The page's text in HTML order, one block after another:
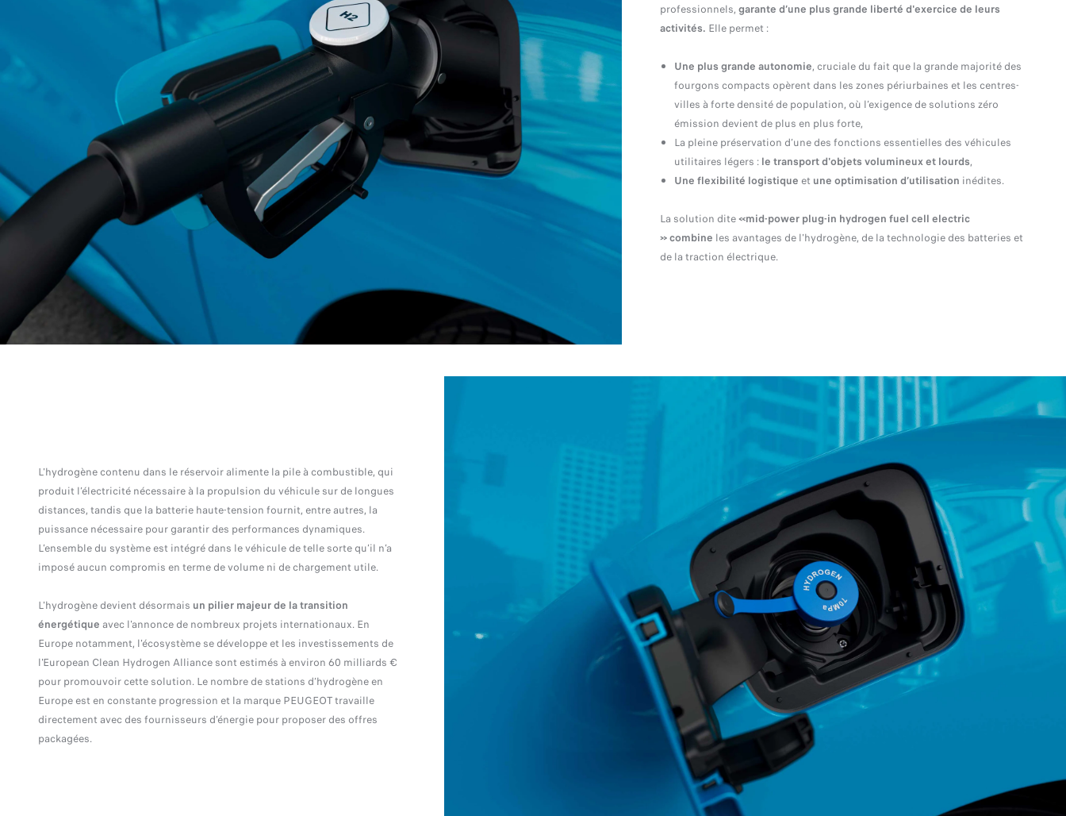
professionnels, garante d’une plus grande liberté d'exercice de leurs
activités. Elle permet :
Une plus grande autonomie, cruciale du fait que la grande majorité des
fourgons compacts opèrent dans les zones périurbaines et les centres-
villes à forte densité de population, où l’exigence de solutions zéro
émission devient de plus en plus forte,
La pleine préservation d’une des fonctions essentielles des véhicules
utilitaires légers : le transport d'objets volumineux et lourds,
Une flexibilité logistique et une optimisation d’utilisation inédites.
La solution dite«mid-power plug-in hydrogen fuel cell electric
»combine les avantages de l'hydrogène, de la technologie des batteries et
de la traction électrique.
L'hydrogène contenu dans le réservoir alimente la pile à combustible, qui
produit l’électricité nécessaire à la propulsion du véhicule sur de longues
distances, tandis que la batterie haute-tension fournit, entre autres, la
puissance nécessaire pour garantir des performances dynamiques.
L’ensemble du système est intégré dans le véhicule de telle sorte qu’il n’a
imposé aucun compromis en terme de volume ni de chargement utile.
L'hydrogène devient désormais un pilier majeur de la transition
énergétique avec l'annonce de nombreux projets internationaux. En
Europe notamment, l'écosystème se développe et les investissements de
l'European Clean Hydrogen Alliance sont estimés à environ 60 milliards €
pour promouvoir cette solution. Le nombre de stations d’hydrogène en
Europe est en constante progression et la marque PEUGEOT travaille
directement avec des fournisseurs d’énergie pour proposer des offres
packagées.